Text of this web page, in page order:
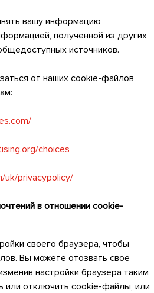
вашу информацию
полученной из других
источников.
от наших cookie-файлов
choices
uk/privacypolicy/
в отношении cookie-
своего браузера, чтобы
Вы можете отозвать свое
настройки браузера таким
или отключить cookie-файлы, или